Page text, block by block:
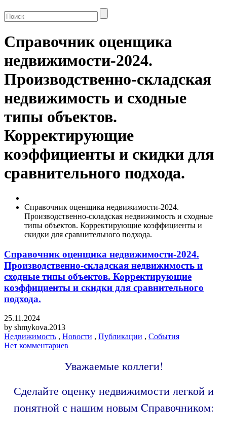
Справочник оценщика
недвижимости-2024.
Производственно-складская
недвижимость и сходные
типы объектов.
Корректирующие
коэффициенты и скидки для
сравнительного подхода.
Справочник оценщика недвижимости-2024.
Производственно-складская недвижимость и сходные
типы объектов. Корректирующие коэффициенты и
скидки для сравнительного подхода.
Справочник оценщика недвижимости-2024.
Производственно-складская недвижимость и
сходные типы объектов. Корректирующие
коэффициенты и скидки для сравнительного
подхода.
25.11.2024
by shmykova.2013
Недвижимость , Новости , Публикации , События
Нет комментариев
Уважаемые коллеги!
Сделайте оценку недвижимости легкой и
понятной с нашим новым Cправочником: